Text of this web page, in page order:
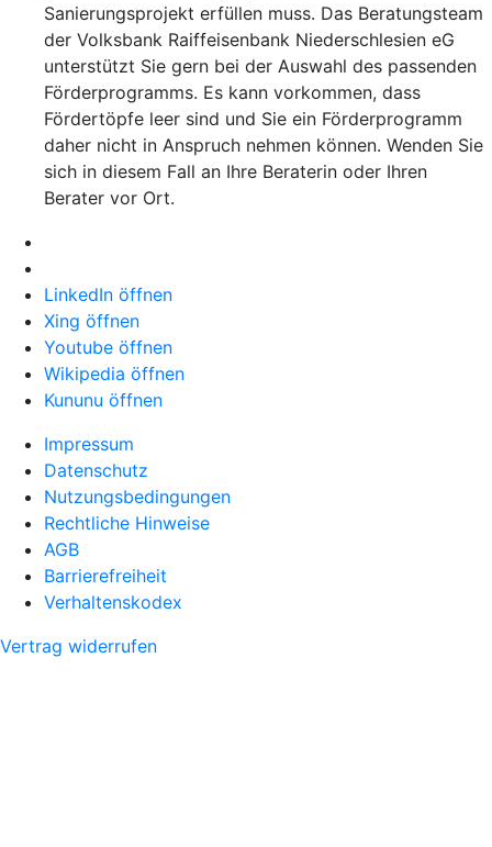
Sanierungsprojekt erfüllen muss. Das Beratungsteam
der Volksbank Raiffeisenbank Niederschlesien eG
unterstützt Sie gern bei der Auswahl des passenden
Förderprogramms. Es kann vorkommen, dass
Fördertöpfe leer sind und Sie ein Förderprogramm
daher nicht in Anspruch nehmen können. Wenden Sie
sich in diesem Fall an Ihre Beraterin oder Ihren
Berater vor Ort.
LinkedIn öffnen
Xing öffnen
Youtube öffnen
Wikipedia öffnen
Kununu öffnen
Impressum
Datenschutz
Nutzungsbedingungen
Rechtliche Hinweise
AGB
Barrierefreiheit
Verhaltenskodex
Vertrag widerrufen